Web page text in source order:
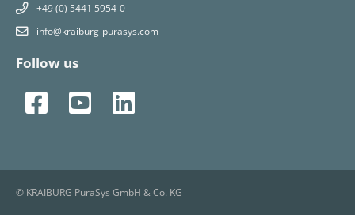
+49 (0) 5441 5954-0
info@kraiburg-purasys.com
Follow us
© KRAIBURG PuraSys GmbH & Co. KG